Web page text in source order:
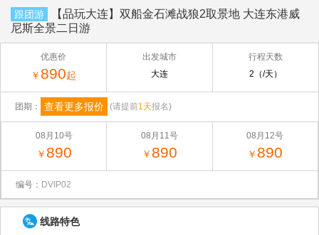
跟团游
【品玩大连】双船金石滩战狼2取景地 大连东港威
尼斯全景二日游
优惠价
￥ 890起
出发城市
大连
行程天数
2（/天）
团期： 查看更多报价 (请提前1天报名)
08月10号
￥ 890
08月11号
￥ 890
08月12号
￥ 890
编号： DVIP02
线路特色